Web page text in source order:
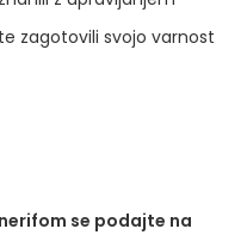
zagotovili svojo varnost
se podajte na